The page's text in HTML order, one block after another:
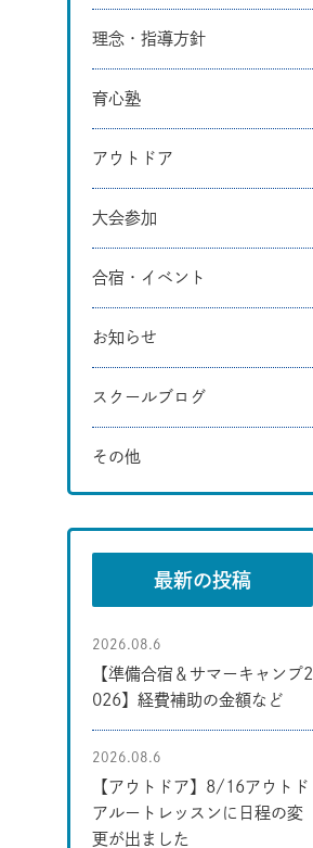
理念・指導方針
育心塾
アウトドア
大会参加
合宿・イベント
お知らせ
スクールブログ
その他
最新の投稿
【準備合宿＆サマーキャンプ2
026】経費補助の金額など
2026.08.6
【アウトドア】8/16アウトド
アルートレッスンに日程の変
更が出ました
2026.08.6